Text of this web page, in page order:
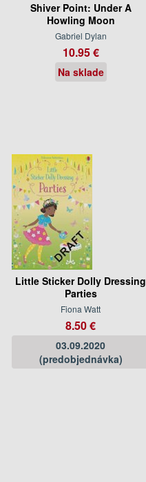
Shiver Point: Under A
Howling Moon
Gabriel Dylan
10.95 €
Na sklade
Little Sticker Dolly Dressing
Parties
Fiona Watt
8.50 €
03.09.2020
(predobjednávka)